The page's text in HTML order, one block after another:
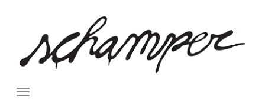
inhoud
Navigatie